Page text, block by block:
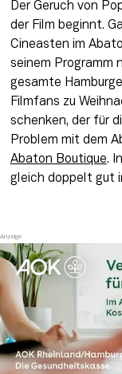
Der Geruch von
der Film beginnt.
Cineasten im
seinem Programm
gesamte
Filmfans zu
schenken, der für
Abaton Boutique.
gleich doppelt gut